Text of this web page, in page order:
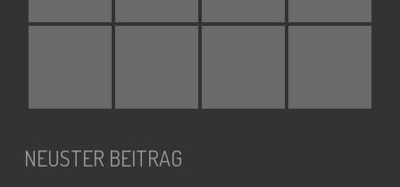
NEUSTER BEITRAG